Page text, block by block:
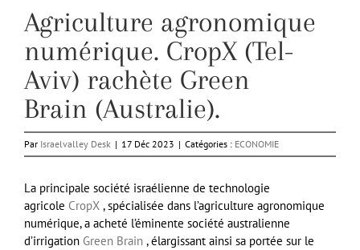
Agriculture agronomique
numérique. CropX (Tel-
Aviv) rachète Green
Brain (Australie).
Par Israelvalley Desk | 17 Déc 2023 | Catégories : ECONOMIE
La principale société israélienne de technologie
agricole CropX , spécialisée dans l’agriculture agronomique
numérique, a acheté l’éminente société australienne
d’irrigation Green Brain , élargissant ainsi sa portée sur le